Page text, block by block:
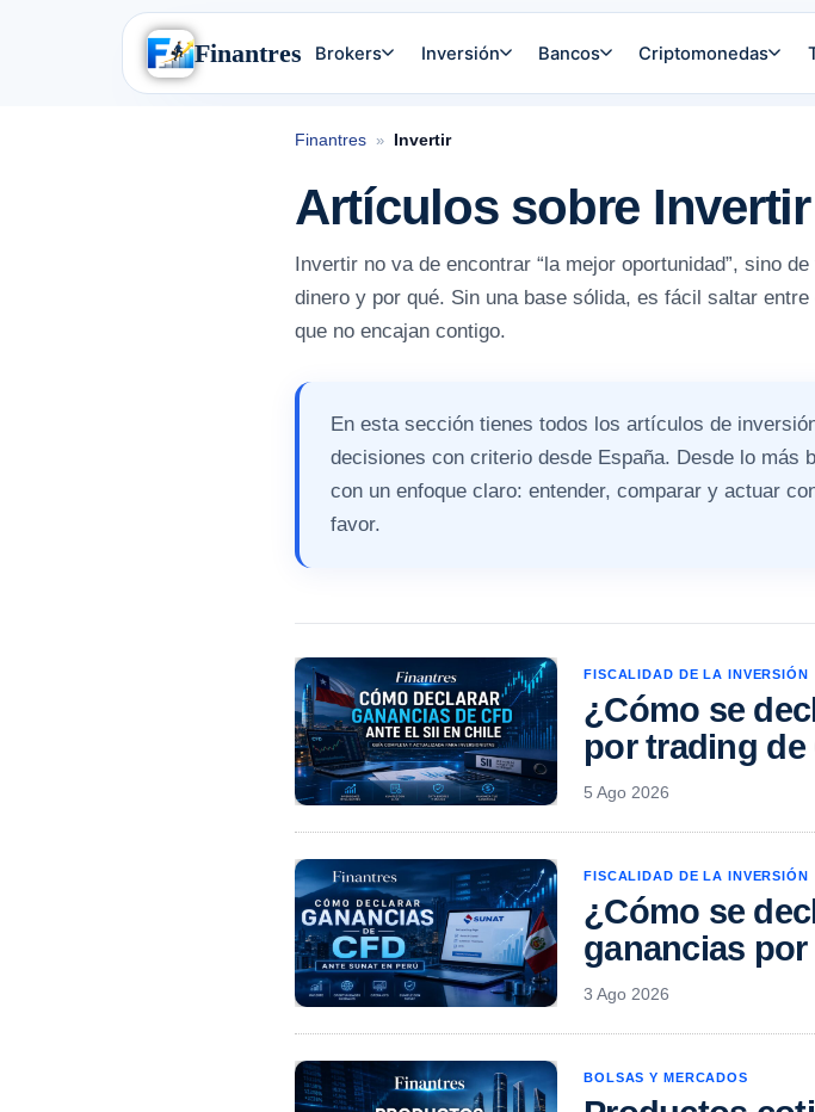
Finantres Brokers Inversión Bancos Criptomonedas
Finantres » Invertir
Artículos sobre Invertir
Invertir no va de encontrar “la mejor oportunidad”, sino
dinero y por qué. Sin una base sólida, es fácil saltar
que no encajan contigo.
En esta sección tienes todos los artículos de
decisiones con criterio desde España. Desde lo más
con un enfoque claro: entender, comparar y actuar
favor.
FISCALIDAD DE LA INVERSIÓN
¿Cómo se
por trading de
5 Ago 2026
FISCALIDAD DE LA INVERSIÓN
¿Cómo se
ganancias
3 Ago 2026
BOLSAS Y MERCADOS